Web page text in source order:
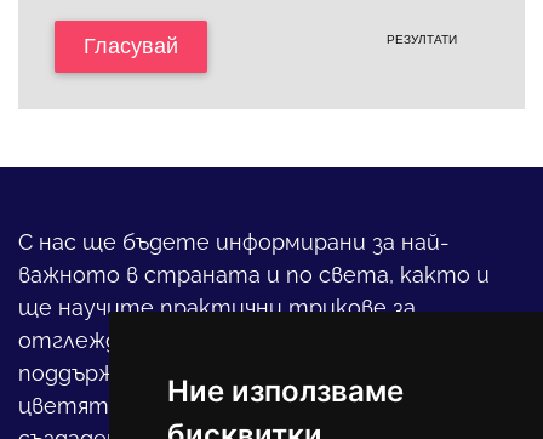
Ние използваме
Гласувай РЕЗУЛТАТИ
С нас ще бъдете информирани за най-
важното в страната и по света, както и
ще научите практични трикове за
отглеждането на детето, за
поддържането на дома и градината,
цветята, интериора и, въобще, как да